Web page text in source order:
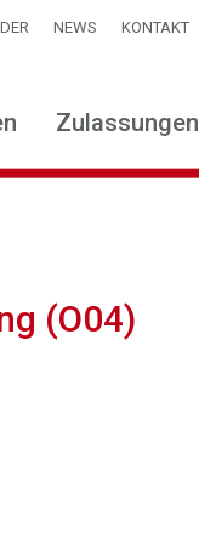
NEWS KONTAKT
Zulassungen
(O04)